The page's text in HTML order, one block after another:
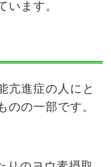
います。
亢進症の人にと
のの一部です。